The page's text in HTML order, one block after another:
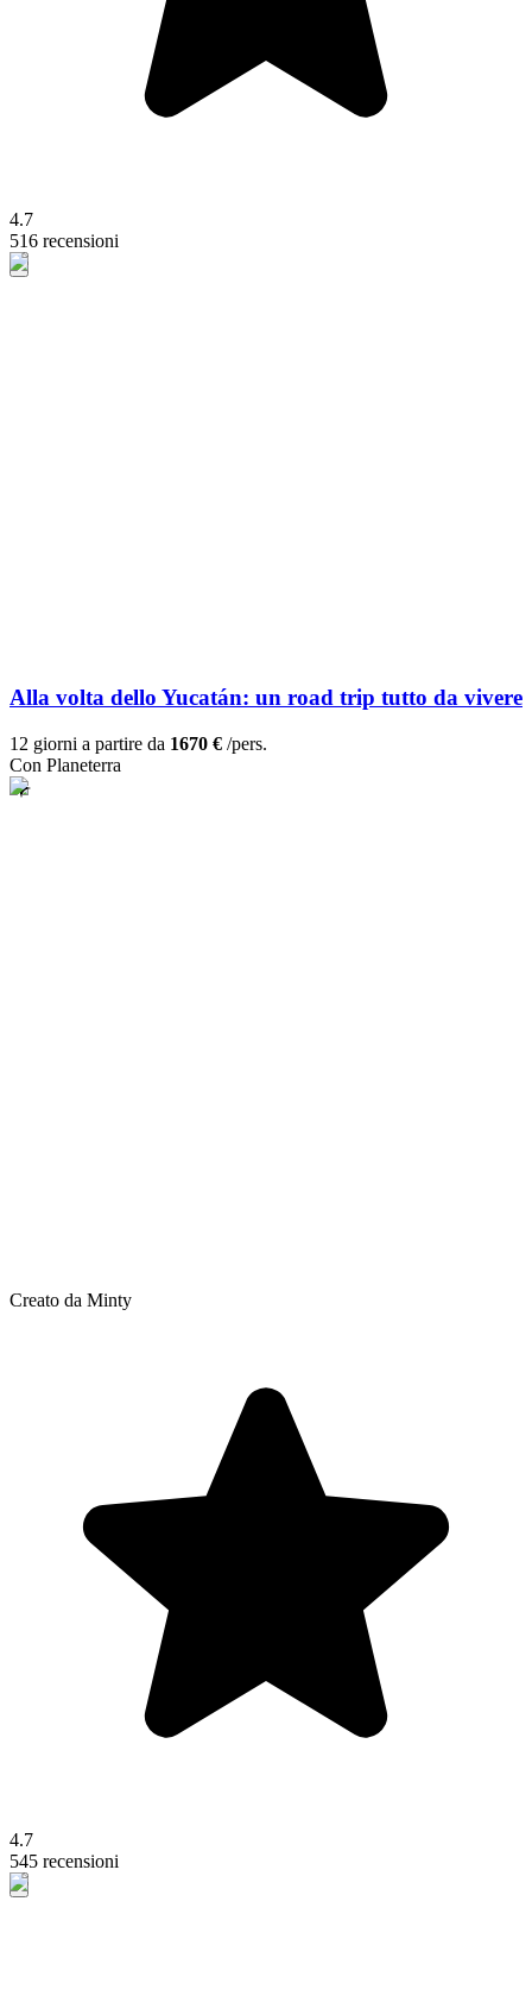
4.7
516 recensioni
Alla volta dello Yucatán: un road trip tutto da vivere
12 giorni a partire da 1670 € /pers.
Con Planeterra
Creato da Minty
4.7
545 recensioni